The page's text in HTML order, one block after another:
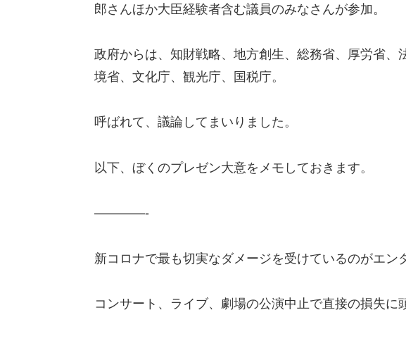
郎さんほか大臣経験者含む議員のみなさんが参加 。
政府からは、知財戦略、地方創生、総務省、厚労省、
境省、文化庁、観光庁、国税庁。
呼ばれて 、議論して まいりました。
以下、ぼくのプレゼン大意をメモしておきます。
————-
新コロナで最も切実なダメージを受けているのがエン
コンサート、ライブ、劇場の公演中止で直接の損失に